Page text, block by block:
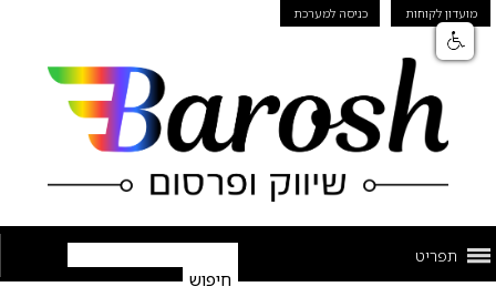
מועדון לקוחות כניסה למערכת
תפריט